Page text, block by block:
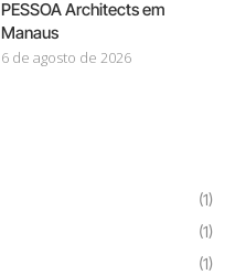
PESSOA Architects em
Manaus
6 de agosto de 2026
(1)
(1)
(1)